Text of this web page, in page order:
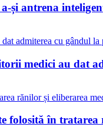
și antrena
medici au dat
folosită în